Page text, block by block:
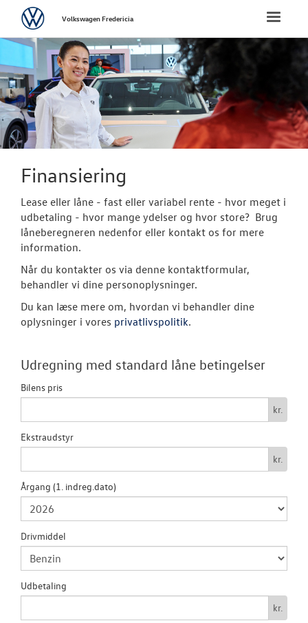
FORSIDE
NYE
NYE VAREBILER
Finansiering
VÆRKSTED
NYHEDER
CALIFORNIA !
MULTIVAN !
Toggle
VolkswagenVolkswagen Fredericia
Finansiering
Lease eller låne - fast eller variabel rente - hvor meget i
udbetaling - hvor mange ydelser og hvor store? Brug
låneberegneren nedenfor eller kontakt os for mere
information.
Når du kontakter os via denne kontaktformular,
behandler vi dine personoplysninger.
Du kan læse mere om, hvordan vi behandler dine
oplysninger i vores privatlivspolitik.
Udregning med standard låne betingelser
Bilens pris
kr.
Ekstraudstyr
kr.
Årgang (1. indreg.dato)
Drivmiddel
Udbetaling
kr.